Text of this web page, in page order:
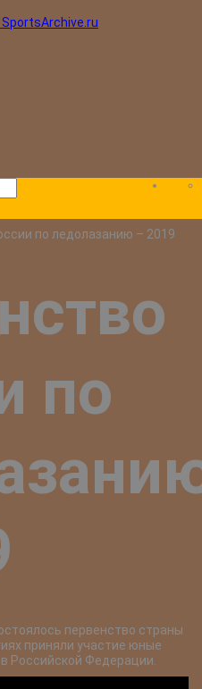
SportsArchive.ru
по ледолазанию – 2019
по
первенство страны
приняли участие юные
Российской Федерации.